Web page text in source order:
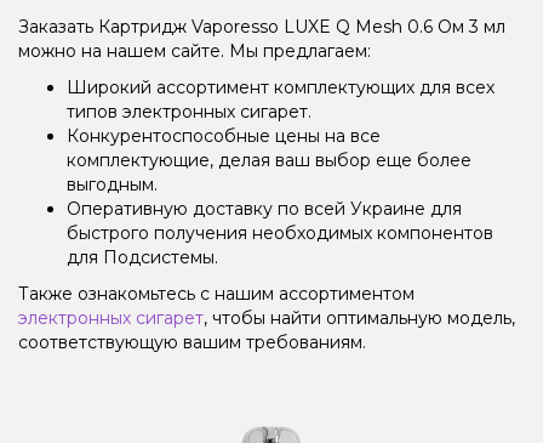
Заказать Картридж Vaporesso LUXE Q Mesh 0.6 Ом 3 мл
можно на нашем сайте. Мы предлагаем:
Широкий ассортимент комплектующих для всех
типов электронных сигарет.
Конкурентоспособные цены на все
комплектующие, делая ваш выбор еще более
выгодным.
Оперативную доставку по всей Украине для
быстрого получения необходимых компонентов
для Подсистемы.
Также ознакомьтесь с нашим ассортиментом
электронных сигарет, чтобы найти оптимальную модель,
соответствующую вашим требованиям.